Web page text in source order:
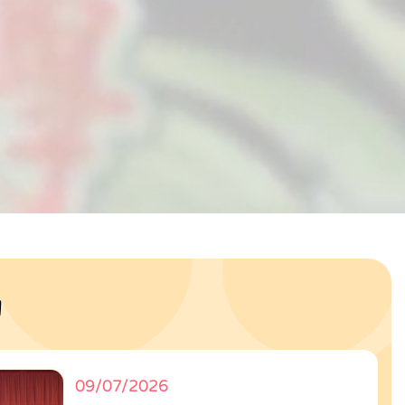
09/07/2026